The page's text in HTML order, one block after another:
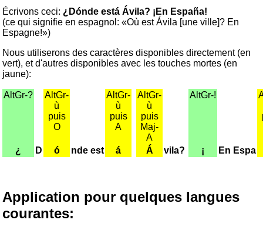
Écrivons ceci: ¿Dónde está Ávila? ¡En España!
(ce qui signifie en espagnol: «Où est Ávila [une ville]? En
Espagne!»)
Nous utiliserons des caractères disponibles directement (en
vert), et d'autres disponibles avec les touches mortes (en
jaune):
AltGr-?
AltGr-
ù
puis
O
AltGr-
ù
puis
A
AltGr-
ù
puis
Maj-
A
AltGr-!
¿ D ó nde est á Á vila? ¡ En Espa
Application pour quelques langues
courantes: